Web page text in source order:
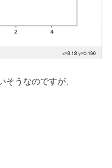
うなのですが、